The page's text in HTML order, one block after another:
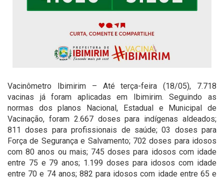
Vacinômetro Ibimirim – Até terça-feira (18/05), 7.718
vacinas já foram aplicadas em Ibimirim. Seguindo as
normas dos planos Nacional, Estadual e Municipal de
Vacinação, foram 2.667 doses para indígenas aldeados;
811 doses para profissionais de saúde; 03 doses para
Força de Segurança e Salvamento; 702 doses para idosos
com 80 anos ou mais; 745 doses para idosos com idade
entre 75 e 79 anos; 1.199 doses para idosos com idade
entre 70 e 74 anos; 882 para idosos com idade entre 65 e